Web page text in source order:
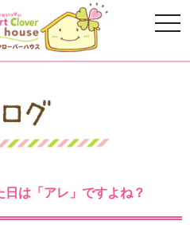
日は「アレ」ですよね？